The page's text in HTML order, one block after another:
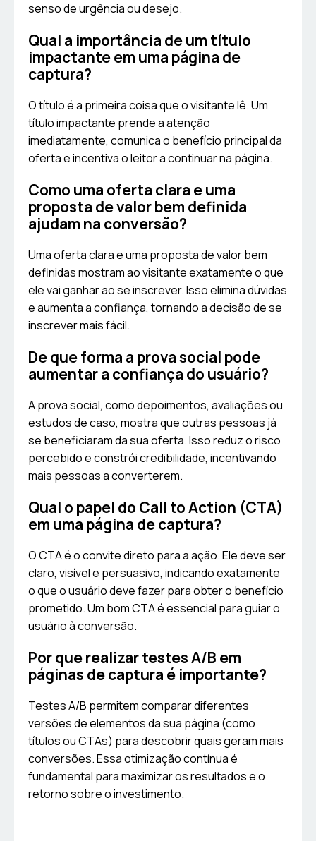
senso de urgência ou desejo.
Qual a importância de um título
impactante em uma página de
captura?
O título é a primeira coisa que o visitante lê. Um
título impactante prende a atenção
imediatamente, comunica o benefício principal da
oferta e incentiva o leitor a continuar na página.
Como uma oferta clara e uma
proposta de valor bem definida
ajudam na conversão?
Uma oferta clara e uma proposta de valor bem
definidas mostram ao visitante exatamente o que
ele vai ganhar ao se inscrever. Isso elimina dúvidas
e aumenta a confiança, tornando a decisão de se
inscrever mais fácil.
De que forma a prova social pode
aumentar a confiança do usuário?
A prova social, como depoimentos, avaliações ou
estudos de caso, mostra que outras pessoas já
se beneficiaram da sua oferta. Isso reduz o risco
percebido e constrói credibilidade, incentivando
mais pessoas a converterem.
Qual o papel do Call to Action (CTA)
em uma página de captura?
O CTA é o convite direto para a ação. Ele deve ser
claro, visível e persuasivo, indicando exatamente
o que o usuário deve fazer para obter o benefício
prometido. Um bom CTA é essencial para guiar o
usuário à conversão.
Por que realizar testes A/B em
páginas de captura é importante?
Testes A/B permitem comparar diferentes
versões de elementos da sua página (como
títulos ou CTAs) para descobrir quais geram mais
conversões. Essa otimização contínua é
fundamental para maximizar os resultados e o
retorno sobre o investimento.